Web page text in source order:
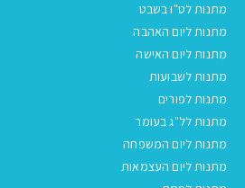
מתנות לט"ו בשבט
מתנות ליום האהבה
מתנות ליום האישה
מתנות לשבועות
מתנות לפורים
מתנות לל"ג בעומר
מתנות ליום המשפחה
מתנות ליום העצמאות